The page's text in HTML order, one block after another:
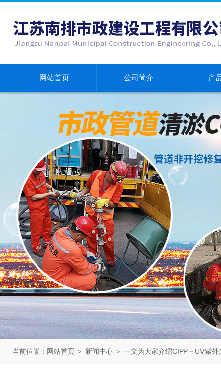
网站首页 公司简介 产
当前位置： 网站首页 ＞ 新闻中心 ＞ 一文为大家介绍CIPP－UⅤ紫